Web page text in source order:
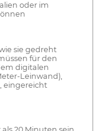
oder im
sie gedreht
für den
digitalen
Leinwand),
eingereicht